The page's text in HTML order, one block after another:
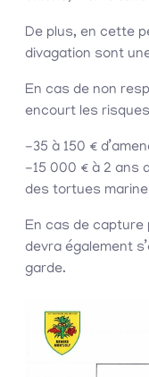
De plus, en cette
divagation sont
En cas de non
encourt les
-35 à 150 €
-15 000 € à 2 ans
des tortues
En cas de capture
devra également
garde.